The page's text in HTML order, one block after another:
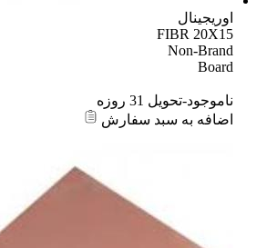
اوریجینال
FIBR 20X15
Non-Brand
Board
ناموجود-تحویل 31 روزه
اضافه به سبد سفارش